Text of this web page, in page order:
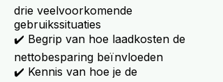
drie veelvoorkomende
gebruikssituaties
✔️ Begrip van hoe laadkosten de
nettobesparing beïnvloeden
✔️ Kennis van hoe je de